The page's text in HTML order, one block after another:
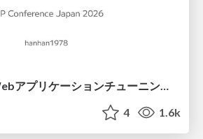
Laravelで学ぶ Webアプリケーションチューニング入門/web_application_tuning_101
4 1.6k